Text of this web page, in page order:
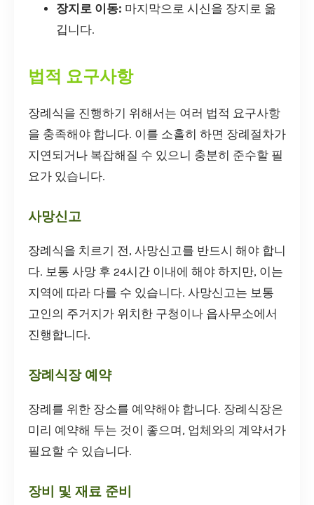
장지로 이동: 마지막으로 시신을 장지로 옮
깁니다.
법적 요구사항
장례식을 진행하기 위해서는 여러 법적 요구사항
을 충족해야 합니다. 이를 소홀히 하면 장례절차가
지연되거나 복잡해질 수 있으니 충분히 준수할 필
요가 있습니다.
사망신고
장례식을 치르기 전, 사망신고를 반드시 해야 합니
다. 보통 사망 후 24시간 이내에 해야 하지만, 이는
지역에 따라 다를 수 있습니다. 사망신고는 보통
고인의 주거지가 위치한 구청이나 읍사무소에서
진행합니다.
장례식장 예약
장례를 위한 장소를 예약해야 합니다. 장례식장은
미리 예약해 두는 것이 좋으며, 업체와의 계약서가
필요할 수 있습니다.
장비 및 재료 준비